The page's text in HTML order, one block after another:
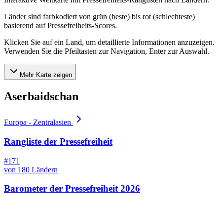
Länder sind farbkodiert von grün (beste) bis rot (schlechteste)
basierend auf Pressefreiheits-Scores.
Klicken Sie auf ein Land, um detaillierte Informationen anzuzeigen.
Verwenden Sie die Pfeiltasten zur Navigation, Enter zur Auswahl.
Mehr Karte zeigen
Aserbaidschan
Europa - Zentralasien
Rangliste der Pressefreiheit
#171
von 180 Ländern
Barometer der Pressefreiheit 2026